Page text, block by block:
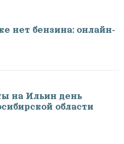
нет бензина: онлайн-
на Ильин день
области